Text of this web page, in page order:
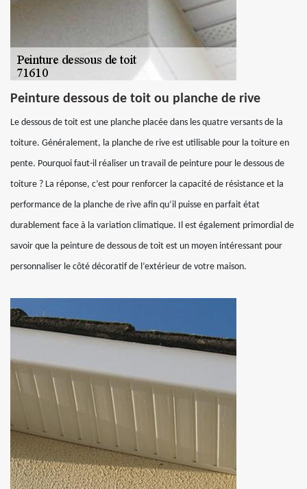
Peinture dessous de toit ou planche de rive
Le dessous de toit est une planche placée dans les quatre versants de la
toiture. Généralement, la planche de rive est utilisable pour la toiture en
pente. Pourquoi faut-il réaliser un travail de peinture pour le dessous de
toiture ? La réponse, c’est pour renforcer la capacité de résistance et la
performance de la planche de rive afin qu’il puisse en parfait état
durablement face à la variation climatique. Il est également primordial de
savoir que la peinture de dessous de toit est un moyen intéressant pour
personnaliser le côté décoratif de l’extérieur de votre maison.